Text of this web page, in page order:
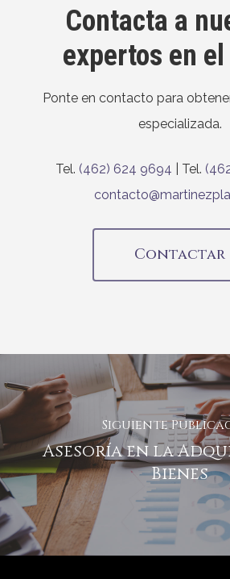
Contacta a
expertos en
Ponte en contacto para
especializada.
Tel. (462) 624 9694 | Tel.
Contactar
Siguiente
Asesoría en la
Bienes